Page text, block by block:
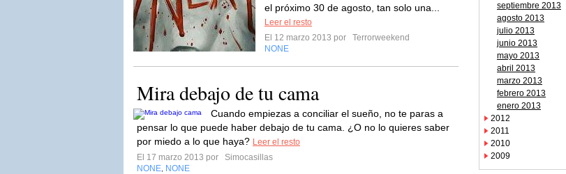
el próximo 30 de agosto, tan solo una...
Leer el resto
El 12 marzo 2013 por
Terrorweekend
NONE
Mira debajo de tu cama
Cuando empiezas a conciliar el sueño, no te paras a
pensar lo que puede haber debajo de tu cama. ¿O no lo quieres saber
por miedo a lo que haya? Leer el resto
El 17 marzo 2013 por
Simocasillas
NONE NONE
septiembre 2013
agosto 2013
julio 2013
junio 2013
mayo 2013
abril 2013
marzo 2013
febrero 2013
enero 2013
2012
2011
2010
2009